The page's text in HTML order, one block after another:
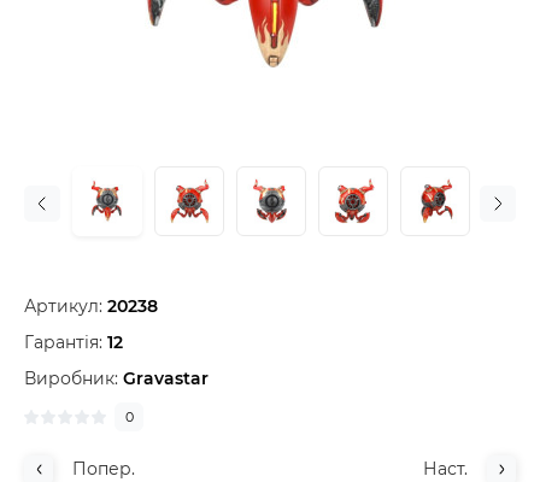
Артикул: 20238
Гарантія: 12
Виробник: Gravastar
0
Попер. Наст.